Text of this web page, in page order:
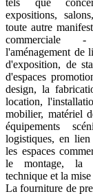
expositions,
toute autre
commerciale
l'aménagement de
d'exposition, de
d'espaces
design, la
location,
mobilier, matériel
équipements
logistiques, en
les espaces
le montage, la
technique et la
La fourniture de